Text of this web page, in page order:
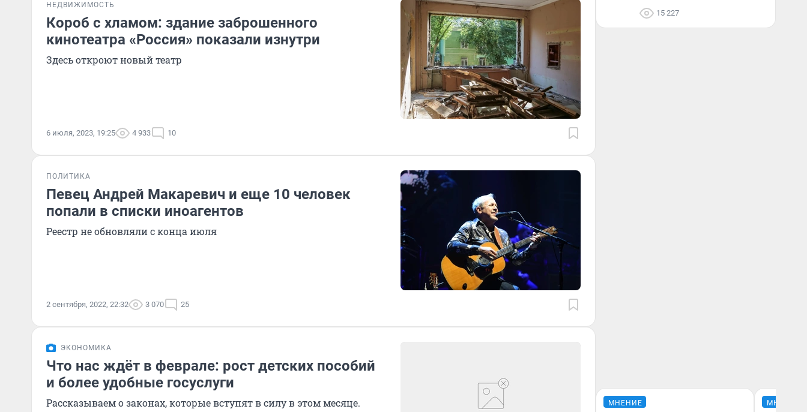
НЕДВИЖИМОСТЬ
Короб с хламом: здание заброшенного
кинотеатра «Россия» показали изнутри
Здесь откроют новый театр
6 июля, 2023, 19:25 4 933 10
ПОЛИТИКА
Певец Андрей Макаревич и еще 10 человек
попали в списки иноагентов
Реестр не обновляли с конца июля
2 сентября, 2022, 22:32 3 070 25
ЭКОНОМИКА
Что нас ждёт в феврале: рост детских пособий
и более удобные госуслуги
Рассказываем о законах, которые вступят в силу в этом месяце.
15 227
МНЕНИЕ МНЕНИЕ